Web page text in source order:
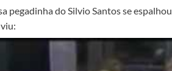
pegadinha do Silvio Santos se